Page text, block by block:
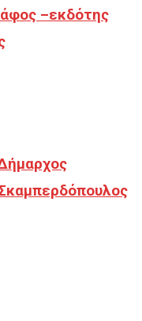
–εκδότης